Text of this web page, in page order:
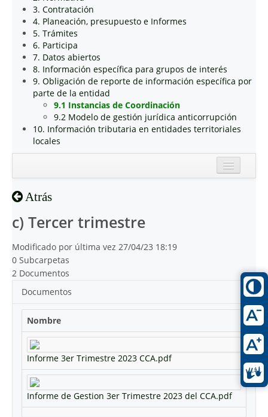
3. Contratación
4. Planeación, presupuesto e Informes
5. Trámites
6. Participa
7. Datos abiertos
8. Información específica para grupos de interés
9. Obligación de reporte de información específica por
parte de la entidad
9.1 Instancias de Coordinación
9.2 Modelo de gestión jurídica anticorrupción
10. Información tributaria en entidades territoriales
locales
Atrás
c) Tercer trimestre
Modificado por última vez 27/04/23 18:19
0 Subcarpetas
2 Documentos
Documentos
Nombre
Informe 3er Trimestre 2023 CCA.pdf
Informe de Gestion 3er Trimestre 2023 del CCA.pdf